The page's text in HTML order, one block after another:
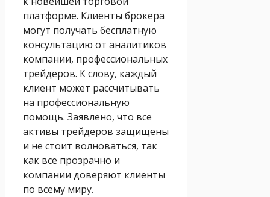
платформе. Клиенты брокера
могут получать бесплатную
консультацию от аналитиков
компании, профессиональных
трейдеров. К слову, каждый
клиент может рассчитывать
на профессиональную
помощь. Заявлено, что все
активы трейдеров защищены
и не стоит волноваться, так
как все прозрачно и
компании доверяют клиенты
по всему миру.